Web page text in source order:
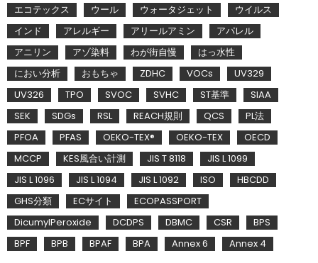
エコテックス
ウール ウォータジェット
ウイルス
インド
アレルギー アリールアミン
アパレル
アニリン
アゾ染料 わが街自慢
はっ水性
におい分析
おもちゃ ZDHC VOCs
UV329
UV326
TPO SVOC SVHC ST基準
SIAA
SEK
SDGs RSL REACH規則 QCS
PL法
PFOA
PFAS OEKO-TEX® OEKO-TEX
OECD
MCCP
KES風合い計測 JIS T 8118
JIS L 1099
JIS L 1096
JIS L 1094 JIS L 1092 ISO
HBCDD
GHS分類
ECサイト
ECOPASSPORT
DicumylPeroxide
DCDPS DBMC CSR
BPS
BPF
BPB BPAF BPA Annex 6 Annex 4